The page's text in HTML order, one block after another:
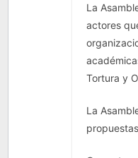
La
actores
Tortura y
La